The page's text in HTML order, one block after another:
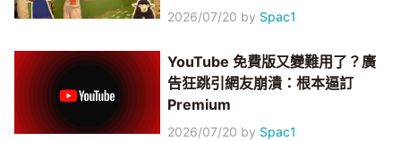
2026/07/20 by Spac1
YouTube 免費版又變難用了？廣
告狂跳引網友崩潰：根本逼訂
Premium
2026/07/20 by Spac1